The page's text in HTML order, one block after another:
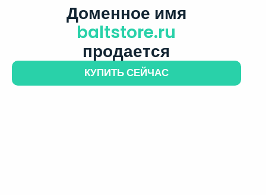
Доменное имя
baltstore.ru
продается
КУПИТЬ СЕЙЧАС